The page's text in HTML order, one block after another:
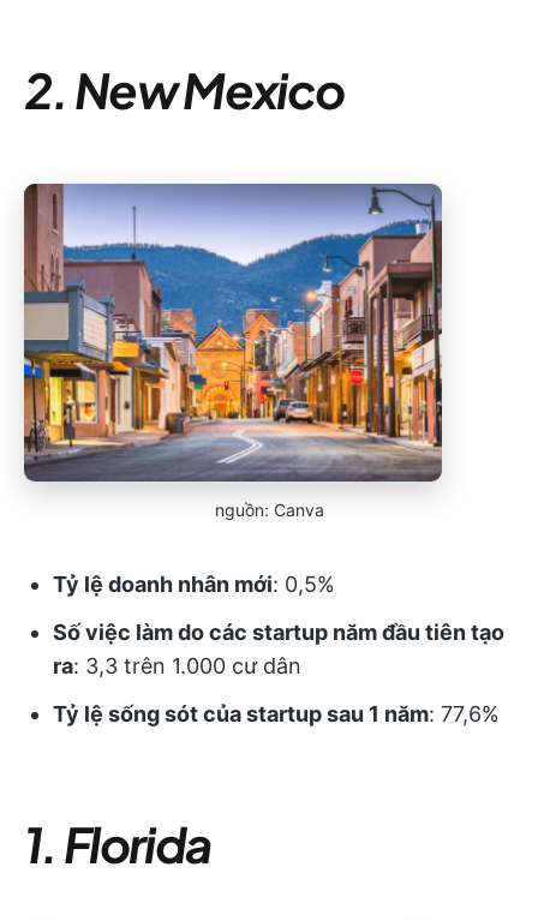
2. New Mexico
nguồn: Canva
Tỷ lệ doanh nhân mới: 0,5%
Số việc làm do các startup năm đầu tiên tạo
ra: 3,3 trên 1.000 cư dân
Tỷ lệ sống sót của startup sau 1 năm: 77,6%
1. Florida